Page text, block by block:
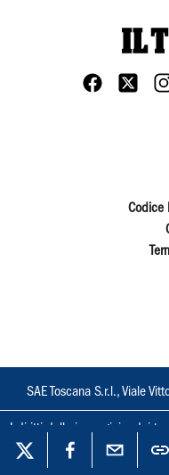
Codice
SAE Toscana S.r.l., Viale
I diritti delle immagini e dei
loro riproduzione con